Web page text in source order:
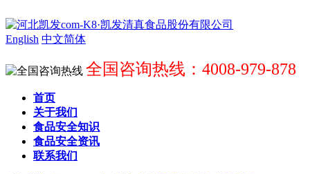
English 中文简体
全国咨询热线：4008-979-878
首页
关于我们
食品安全知识
食品安全资讯
联系我们